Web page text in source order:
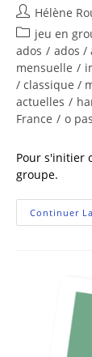
Hélène
jeu en
ados / ados /
mensuelle /
/ classique /
actuelles /
France / o
Pour s'initier
groupe.
Continuer